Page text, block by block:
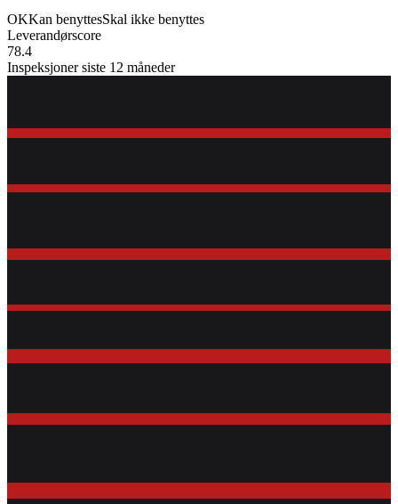
OKKan benyttesSkal ikke benyttes
Leverandørscore
78.4
Inspeksjoner siste 12 måneder